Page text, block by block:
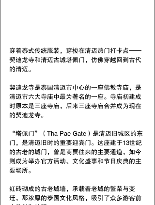
穿着泰式传统服装，穿梭在清迈热门打卡点——
契迪龙寺和清迈古城塔佩门，仿佛穿越回到古代
的清迈。
契迪龙寺是泰国清迈市中心的一座佛教寺庙，是
清迈市六大寺庙中最为著名的一座。寺庙初建成
时原本是三座寺庙，后来三座寺庙合并成为现在
的契迪龙寺。
“塔佩门”（Tha Pae Gate）是清迈旧城区的东
门，是清迈旧时的重要迎宾门。这座建于13世纪
的古老的城门，曾是商贾往来的主要通道，如今
则成为举办官方活动、文化盛事和节日庆典的主
要场所。
红砖砌成的古老城墙，承载着老城的繁荣与变
迁，那浓厚的泰国文化风格，吸引了众多游客前